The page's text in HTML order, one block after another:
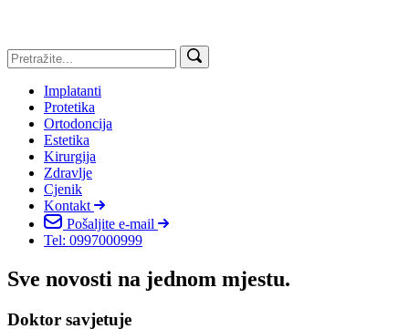
Implatanti
Protetika
Ortodoncija
Estetika
Kirurgija
Zdravlje
Cjenik
Kontakt
Pošaljite e-mail
Tel: 0997000999
Sve novosti na jednom mjestu.
Doktor savjetuje